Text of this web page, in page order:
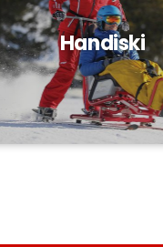
Handiski